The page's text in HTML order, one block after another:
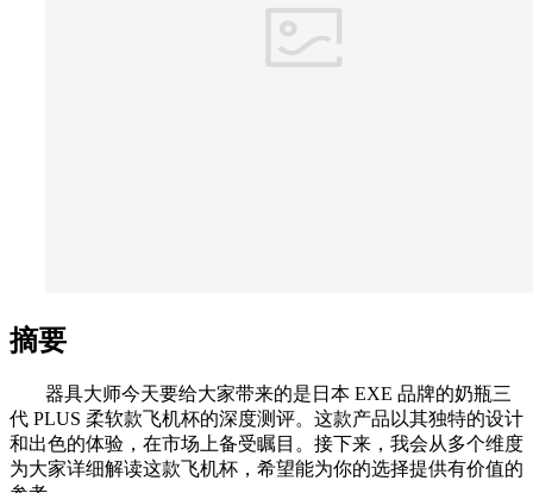
摘要
器具大师今天要给大家带来的是日本 EXE 品牌的奶瓶三
代 PLUS 柔软款飞机杯的深度测评。这款产品以其独特的设计
和出色的体验，在市场上备受瞩目。接下来，我会从多个维度
为大家详细解读这款飞机杯，希望能为你的选择提供有价值的